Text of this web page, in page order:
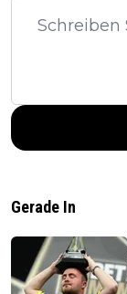
Gerade In